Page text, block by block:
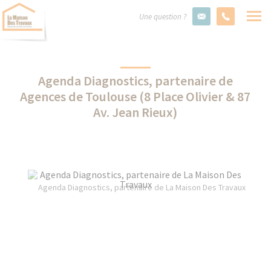
Une question ?
Agenda Diagnostics, partenaire de
Agences de Toulouse (8 Place Olivier & 87
Av. Jean Rieux)
Agenda Diagnostics, partenaire de La Maison Des Travaux